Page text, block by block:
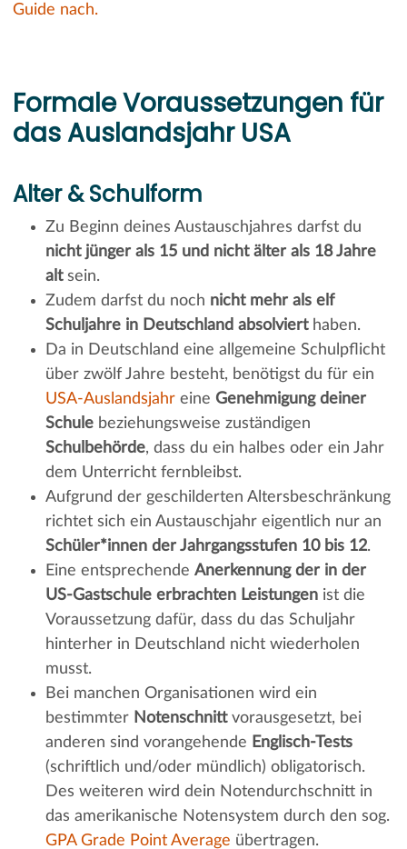
Guide nach.
Formale Voraussetzungen für
das Auslandsjahr USA
Alter & Schulform
Zu Beginn deines Austauschjahres darfst du
nicht jünger als 15 und nicht älter als 18 Jahre
altsein.
Zudem darfst du noch nicht mehr als elf
Schuljahre in Deutschland absolvierthaben.
Da in Deutschland eine allgemeine Schulpflicht
über zwölf Jahre besteht, benötigst du für ein
USA-Auslandsjahreine Genehmigung deiner
Schulebeziehungsweise zuständigen
Schulbehörde, dass du ein halbes oder ein Jahr
dem Unterricht fernbleibst.
Aufgrund der geschilderten Altersbeschränkung
richtet sich ein Austauschjahr eigentlich nur an
Schüler*innen der Jahrgangsstufen 10 bis 12.
Eine entsprechende Anerkennung der in der
US-Gastschule erbrachten Leistungenist die
Voraussetzung dafür, dass du das Schuljahr
hinterher in Deutschland nicht wiederholen
musst.
Bei manchen Organisationen wird ein
bestimmter Notenschnittvorausgesetzt, bei
anderen sind vorangehende Englisch-Tests
(schriftlich und/oder mündlich) obligatorisch.
Des weiteren wird dein Notendurchschnitt in
das amerikanische Notensystem durch den sog.
GPA Grade Point Average übertragen.